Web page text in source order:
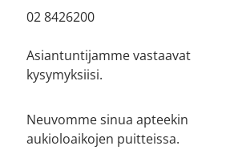
02 8426200
Asiantuntijamme vastaavat
kysymyksiisi.
Neuvomme sinua apteekin
aukioloaikojen puitteissa.